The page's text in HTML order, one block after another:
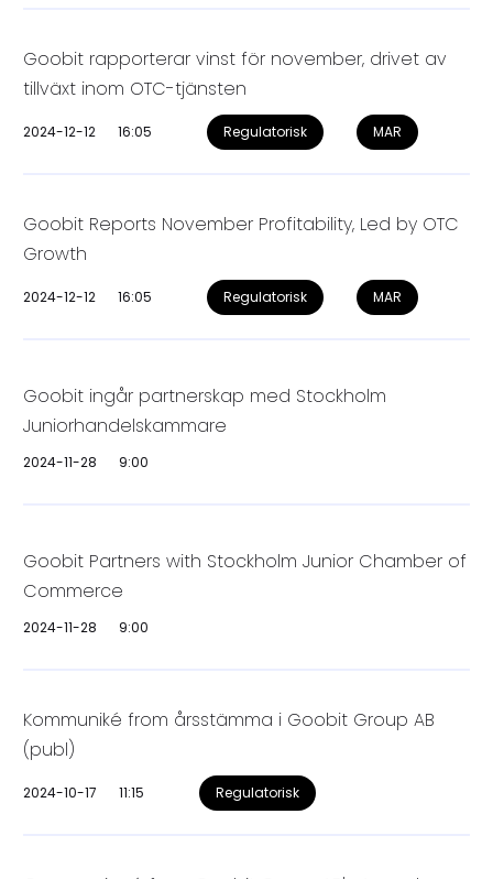
Goobit rapporterar vinst för november, drivet av
tillväxt inom OTC-tjänsten
2024-12-12 16:05 Regulatorisk MAR
Goobit Reports November Profitability, Led by OTC
Growth
2024-12-12 16:05 Regulatorisk MAR
Goobit ingår partnerskap med Stockholm
Juniorhandelskammare
2024-11-28 9:00
Goobit Partners with Stockholm Junior Chamber of
Commerce
2024-11-28 9:00
Kommuniké from årsstämma i Goobit Group AB
(publ)
2024-10-17 11:15 Regulatorisk